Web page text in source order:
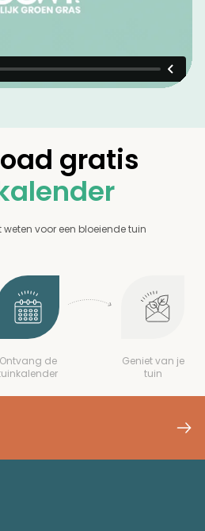
gratis
weten voor een bloeiende tuin
Ontvang de
Geniet van je
tuin